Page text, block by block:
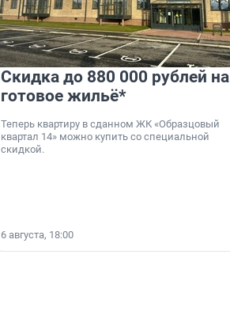
Скидка до 880 000 рублей на
готовое жильё*
Теперь квартиру в сданном ЖК «Образцовый
квартал 14» можно купить со специальной
скидкой.
6 августа, 18:00